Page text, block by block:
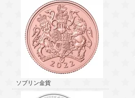
ソブリン金貨